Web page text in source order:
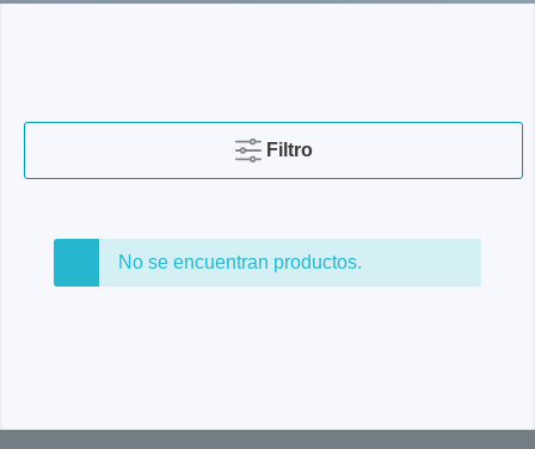
Filtro
No se encuentran productos.